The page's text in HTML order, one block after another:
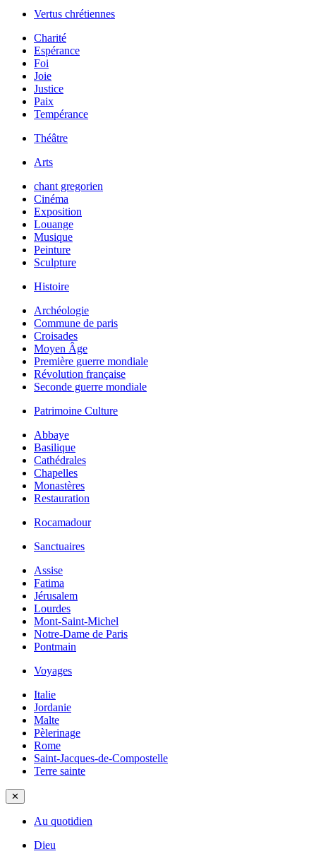
Vertus chrétiennes
Charité
Espérance
Foi
Joie
Justice
Paix
Tempérance
Théâtre
Arts
chant gregorien
Cinéma
Exposition
Louange
Musique
Peinture
Sculpture
Histoire
Archéologie
Commune de paris
Croisades
Moyen Âge
Première guerre mondiale
Révolution française
Seconde guerre mondiale
Patrimoine Culture
Abbaye
Basilique
Cathédrales
Chapelles
Monastères
Restauration
Rocamadour
Sanctuaires
Assise
Fatima
Jérusalem
Lourdes
Mont-Saint-Michel
Notre-Dame de Paris
Pontmain
Voyages
Italie
Jordanie
Malte
Pèlerinage
Rome
Saint-Jacques-de-Compostelle
Terre sainte
✕
Au quotidien
Dieu